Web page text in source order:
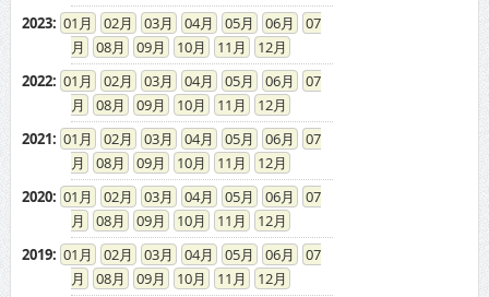
2023: 01 02 03 04 05 06
07
08
09 10 11
12
2022: 01 02 03 04 05 06
07
08
09 10 11
12
2021: 01 02 03 04 05 06
07
08
09 10 11
12
2020: 01 02 03 04 05 06
07
08
09 10 11
12
2019: 01 02 03 04 05 06
07
08
09 10 11
12